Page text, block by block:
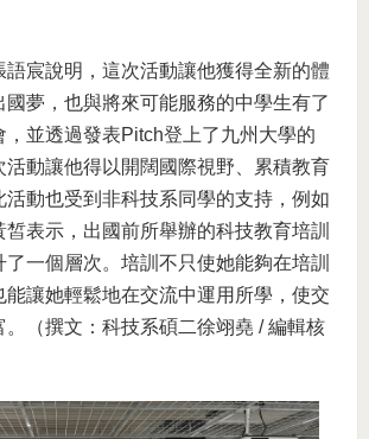
語宸說明，這次活動讓他獲得全新的體
國夢，也與將來可能服務的中學生有了
，並透過發表Pitch登上了九州大學的
活動讓他得以開闊國際視野、累積教育
活動也受到非科技系同學的支持，例如
皙表示，出國前所舉辦的科技教育培訓
一個層次。培訓不只使她能夠在培訓
能讓她輕鬆地在交流中運用所學，使交
。（撰文：科技系碩二徐翊堯 / 編輯核